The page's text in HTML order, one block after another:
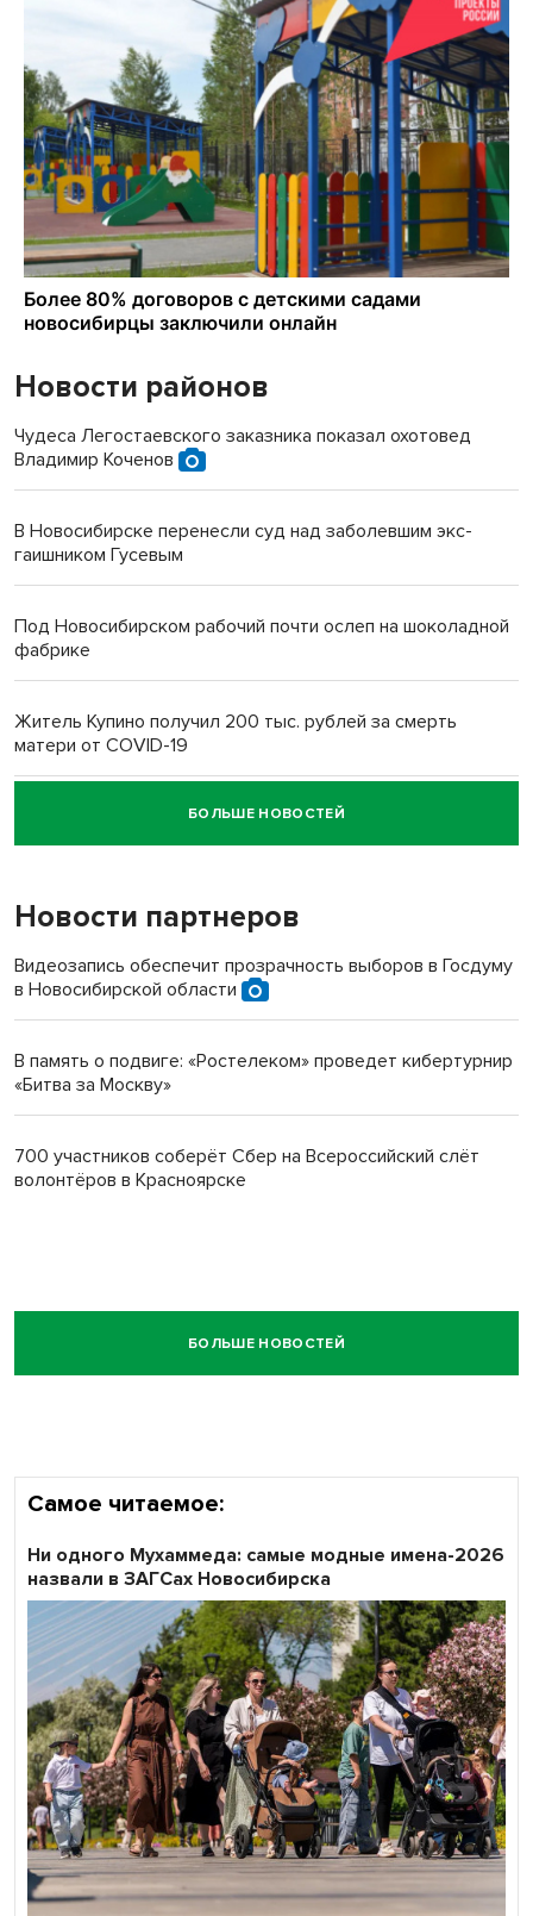
Новости районов
Чудеса Легостаевского заказника показал охотовед
Владимир Коченов
В Новосибирске перенесли суд над заболевшим экс-
гаишником Гусевым
Под Новосибирском рабочий почти ослеп на шоколадной
фабрике
Житель Купино получил 200 тыс. рублей за смерть
матери от COVID-19
Новосибирский суд наказал водителя за смерть
пенсионерки на вокзале
БОЛЬШЕ НОВОСТЕЙ
Новости партнеров
Видеозапись обеспечит прозрачность выборов в Госдуму
в Новосибирской области
В память о подвиге: «Ростелеком» проведет кибертурнир
«Битва за Москву»
700 участников соберёт Сбер на Всероссийский слёт
волонтёров в Красноярске
БОЛЬШЕ НОВОСТЕЙ
Самое читаемое:
Ни одного Мухаммеда: самые модные имена-2026
назвали в ЗАГСах Новосибирска